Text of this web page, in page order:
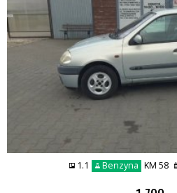
1.1 Benzyna KM 58